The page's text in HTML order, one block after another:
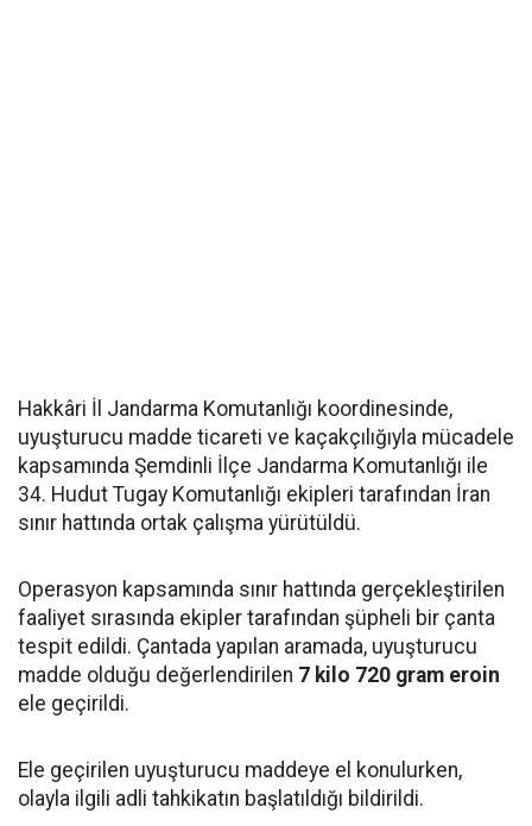
Hakkâri İl Jandarma Komutanlığı koordinesinde,
uyuşturucu madde ticareti ve kaçakçılığıyla mücadele
kapsamında Şemdinli İlçe Jandarma Komutanlığı ile
34. Hudut Tugay Komutanlığı ekipleri tarafından İran
sınır hattında ortak çalışma yürütüldü.
Operasyon kapsamında sınır hattında gerçekleştirilen
faaliyet sırasında ekipler tarafından şüpheli bir çanta
tespit edildi. Çantada yapılan aramada, uyuşturucu
madde olduğu değerlendirilen 7 kilo 720 gram eroin
ele geçirildi.
Ele geçirilen uyuşturucu maddeye el konulurken,
olayla ilgili adli tahkikatın başlatıldığı bildirildi.